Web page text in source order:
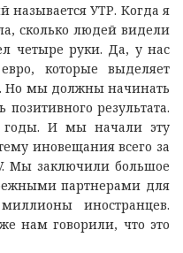
называется УТР. Когда я
сколько людей видели
четыре руки. Да, у нас
которые выделяет
Но мы должны начинать
позитивного результата.
годы. И мы начали эту
иновещания всего за
Мы заключили большое
партнерами для
иностранцев.
нам говорили, что это